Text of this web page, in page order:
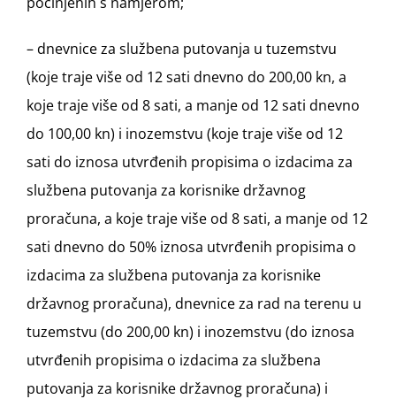
– dnevnice za službena putovanja u tuzemstvu
(koje traje više od 12 sati dnevno do 200,00 kn, a
koje traje više od 8 sati, a manje od 12 sati dnevno
do 100,00 kn) i inozemstvu (koje traje više od 12
sati do iznosa utvrđenih propisima o izdacima za
službena putovanja za korisnike državnog
proračuna, a koje traje više od 8 sati, a manje od 12
sati dnevno do 50% iznosa utvrđenih propisima o
izdacima za službena putovanja za korisnike
državnog proračuna), dnevnice za rad na terenu u
tuzemstvu (do 200,00 kn) i inozemstvu (do iznosa
utvrđenih propisima o izdacima za službena
putovanja za korisnike državnog proračuna) i